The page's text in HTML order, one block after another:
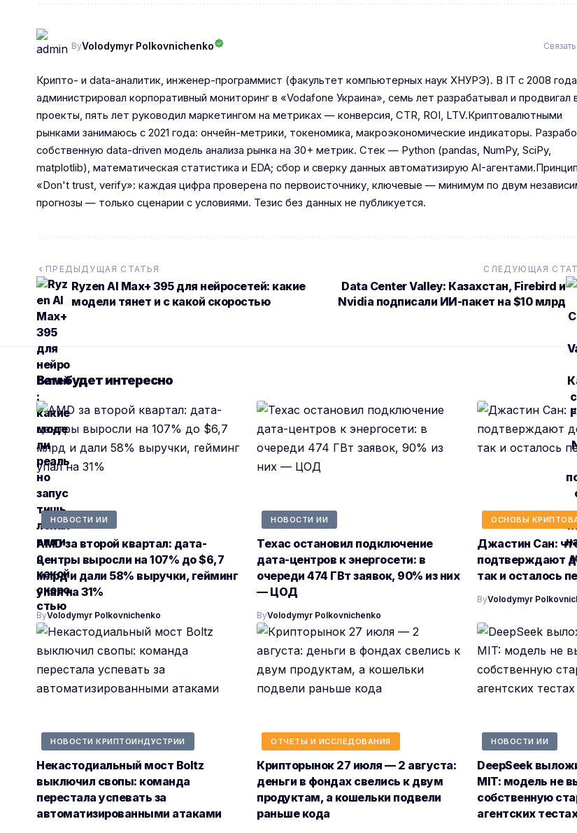
ByVolodymyr Polkovnichenko
Крипто- и data-аналитик, инженер-программист (факультет компьютерных наук ХНУРЭ). В IT с 2008
администрировал корпоративный мониторинг в «Vodafone Украина», семь лет разрабатывал и продвигал
проекты, пять лет руководил маркетингом на метриках — конверсия, CTR, ROI, LTV.Криптовалютными
рынками занимаюсь с 2021 года: ончейн-метрики, токеномика, макроэкономические индикаторы.
собственную data-driven модель анализа рынка на 30+ метрик. Стек — Python (pandas, NumPy, SciPy,
matplotlib), математическая статистика и EDA; сбор и сверку данных автоматизирую AI-
«Don't trust, verify»: каждая цифра проверена по первоисточнику, ключевые — минимум по двум
прогнозы — только сценарии с условиями. Тезис без данных не публикуется.
ПРЕДЫДУЩАЯ СТАТЬЯ
Ryzen AI Max+ 395 для нейросетей: какие
модели тянет и с какой скоростью
СЛЕДУЮЩАЯ
Data Center Valley: Казахстан, Firebird и
Nvidia подписали ИИ-пакет на $10 млрд
Вам будет интересно
НОВОСТИ ИИ
AMD за второй квартал: дата-
центры выросли на 107% до $6,7
млрд и дали 58% выручки, гейминг
упал на 31%
ByVolodymyr Polkovnichenko
НОВОСТИ ИИ
Техас остановил подключение
дата-центров к энергосети: в
очереди 474 ГВт заявок, 90% из них
— ЦОД
ByVolodymyr Polkovnichenko
ОСНОВЫ
Джастин Сан:
подтверждают
так и осталось
ByVolodymyr
НОВОСТИ КРИПТОИНДУСТРИИ
Некастодиальный мост Boltz
выключил свопы: команда
перестала успевать за
автоматизированными атаками
ОТЧЕТЫ И ИССЛЕДОВАНИЯ
Крипторынок 27 июля — 2 августа:
деньги в фондах свелись к двум
продуктам, а кошельки подвели
раньше кода
НОВОСТИ ИИ
DeepSeek
MIT: модель не
собственную
агентских тестах